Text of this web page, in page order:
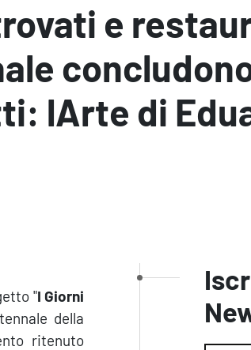
e
lArte di
"I Giorni
della
ritenuto